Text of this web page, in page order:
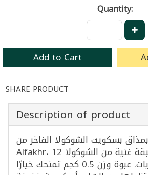
Quantity:
Add to Cart
SHARE PRODUCT
Description of product
بسكويت الشوكولا الفاخر من
Alfakhr، 12 قطعة مغطاة بطبقة غنية من الشوكولا
ومثالية للحلويات. عبوة وزن 0.5 كجم تمنحك خيارًا